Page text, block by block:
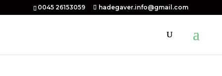
0045 26153059 hadegaver.info@gmail.com